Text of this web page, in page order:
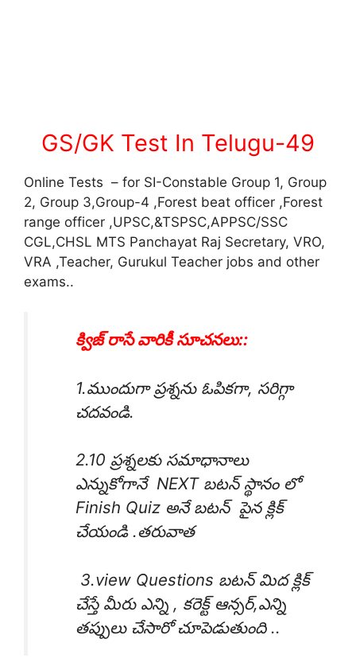
GS/GK Test In Telugu-49
Online Tests – for SI-Constable Group 1, Group
2, Group 3,Group-4 ,Forest beat officer ,Forest
range officer ,UPSC,&TSPSC,APPSC/SSC
CGL,CHSL MTS Panchayat Raj Secretary, VRO,
VRA ,Teacher, Gurukul Teacher jobs and other
exams..
క్విజ్ రాసే వారికీ సూచనలు::
1.ముందుగా ప్రశ్నను ఓపికగా, సరిగ్గా
చదవండి.
2.10 ప్రశ్నలకు సమాధానాలు
ఎన్నుకోగానే NEXT బటన్ స్థానం లో
Finish Quiz అనే బటన్ పైన క్లిక్
చేయండి .తరువాత
3.view Questions బటన్ మిద క్లిక్
చేస్తే మీరు ఎన్ని , కరెక్ట్ ఆన్సర్,ఎన్ని
తప్పులు చేసారో చూపెడుతుంది ..